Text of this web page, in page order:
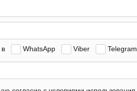
в WhatsApp Viber Telegram